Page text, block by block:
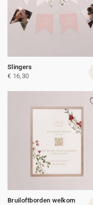
Slingers
€ 16,30
Bruiloftborden welkom